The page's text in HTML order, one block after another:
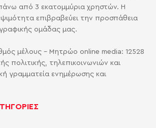
από 3 εκατομμύρια χρηστών. Η
επιβραβεύει την προσπάθεια
ομάδας μας.
μέλους - Μητρώο online media: 12528
πολιτικής, τηλεπικοινωνιών και
γραμματεία ενημέρωσης και